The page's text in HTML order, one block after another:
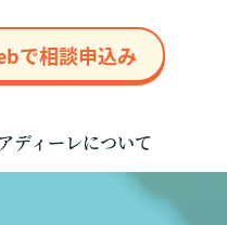
で相談申込み
アディーレについて